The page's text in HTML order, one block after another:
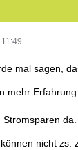
mal sagen,
mehr
Stromsparen da.
nicht zs.